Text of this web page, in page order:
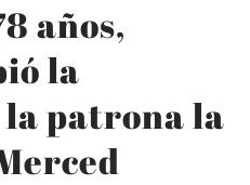
años,
la
patrona la